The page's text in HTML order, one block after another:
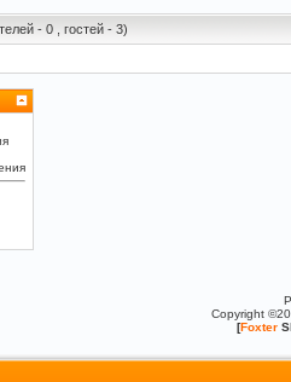
- 0 , гостей - 3)
Copyright
[Foxter